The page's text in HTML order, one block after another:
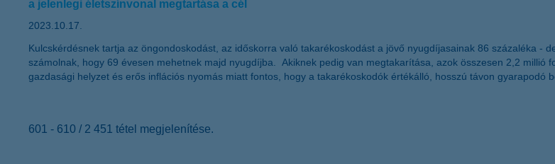
a jelenlegi életszínvonal megtartása a cél
2023.10.17.
Kulcskérdésnek tartja az öngondoskodást, az időskorra való takarékoskodást a jövő nyugdíjasainak 86 százaléka -
számolnak, hogy 69 évesen mehetnek majd nyugdíjba. Akiknek pedig van megtakarítása, azok összesen 2,2 millió
gazdasági helyzet és erős inflációs nyomás miatt fontos, hogy a takarékoskodók értékálló, hosszú távon gyarapodó
601 - 610 / 2 451 tétel megjelenítése.